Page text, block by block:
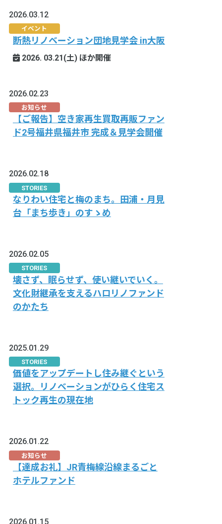
2026.03.12
イベント
断熱リノベーション団地見学会 in大阪
2026. 03.21(土) ほか開催
2026.02.23
お知らせ
【ご報告】空き家再生買取再販ファン
ド2号福井県福井市 完成＆見学会開催
2026.02.18
STORIES
なりわい住宅と梅のまち。田浦・月見
台「まち歩き」のすゝめ
2026.02.05
STORIES
壊さず、眠らせず、使い継いでいく。
文化財継承を支えるハロリノファンド
のかたち
2025.01.29
STORIES
価値をアップデートし住み継ぐという
選択。リノベーションがひらく住宅ス
トック再生の現在地
2026.01.22
お知らせ
【達成お礼】JR青梅線沿線まるごと
ホテルファンド
2026.01.15